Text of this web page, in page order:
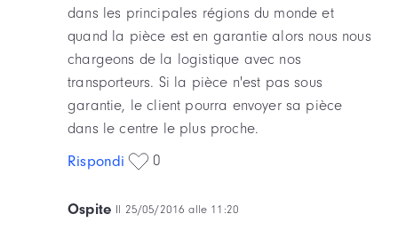
dans les principales régions du monde et
quand la pièce est en garantie alors nous nous
chargeons de la logistique avec nos
transporteurs. Si la pièce n'est pas sous
garantie, le client pourra envoyer sa pièce
dans le centre le plus proche.
Rispondi
0
Ospite Il 25/05/2016 alle 11:20